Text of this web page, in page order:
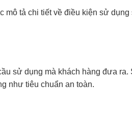
mô tả chi tiết về điều kiện sử
sử dụng mà khách hàng đưa
như tiêu chuẩn an toàn.